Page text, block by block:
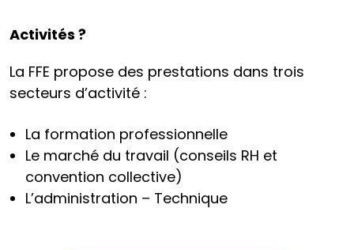
Activités ?
La FFE propose des prestations dans trois
secteurs d’activité :
La formation professionnelle
Le marché du travail (conseils RH et
convention collective)
L’administration – Technique